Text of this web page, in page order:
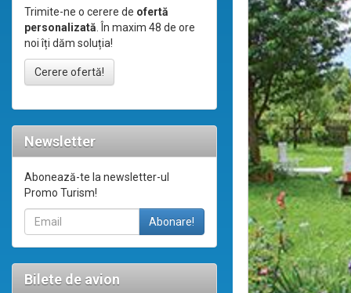
Trimite-ne o cerere de ofertă
personalizată. În maxim 48 de ore
noi îți dăm soluția!
Cerere ofertă!
Newsletter
Abonează-te la newsletter-ul
Promo Turism!
Bilete de avion